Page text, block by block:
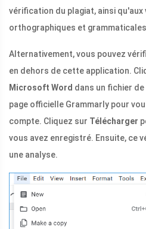
vérification du plagiat, ainsi
orthographiques et
Alternativement, vous pouvez
en dehors de cette application.
Microsoft Word dans un fichier
page officielle Grammarly pour
compte. Cliquez sur Télécharger
vous avez enregistré. Ensuite, ce
une analyse.